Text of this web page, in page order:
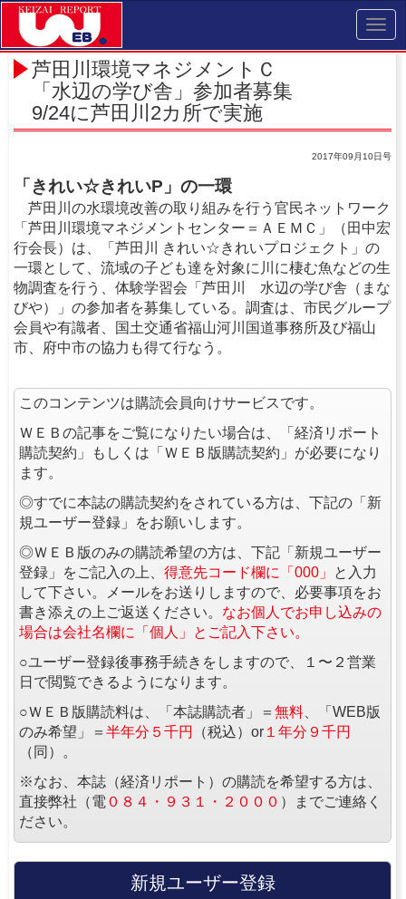
芦田川環境マネジメントＣ
「水辺の学び舎」参加者募集
9/24に芦田川2カ所で実施
2017年09月10日号
「きれい☆きれいP」の一環
芦田川の水環境改善の取り組みを行う官民ネットワーク
「芦田川環境マネジメントセンター＝ＡＥＭＣ」（田中宏
行会長）は、「芦田川 きれい☆きれいプロジェクト」の
一環として、流域の子ども達を対象に川に棲む魚などの生
物調査を行う、体験学習会「芦田川 水辺の学び舎（まな
びや）」の参加者を募集している。調査は、市民グループ
会員や有識者、国土交通省福山河川国道事務所及び福山
市、府中市の協力も得て行なう。
このコンテンツは購読会員向けサービスです。
ＷＥＢの記事をご覧になりたい場合は、「経済リポート
購読契約」もしくは「ＷＥＢ版購読契約」が必要になり
ます。
◎すでに本誌の購読契約をされている方は、下記の「新
規ユーザー登録」をお願いします。
◎ＷＥＢ版のみの購読希望の方は、下記「新規ユーザー
登録」をご記入の上、 得意先コード欄に「000」
と入力
して下さい。メールをお送りしますので、必要事項をお
書き添えの上ご返送ください。 なお個人でお申し込みの
場合は会社名欄に「個人」とご記入下さい。
○ユーザー登録後事務手続きをしますので、１〜２営業
日で閲覧できるようになります。
○ＷＥＢ版購読料は、「本誌購読者」＝ 無料 、「WEB版
のみ希望」＝ 半年分５千円 （税込）or １年分９千円
（同）。
※なお、本誌（経済リポート）の購読を希望する方は、
直接弊社（電 ０８４・９３１・２０００ ）までご連絡く
ださい。
新規ユーザー登録